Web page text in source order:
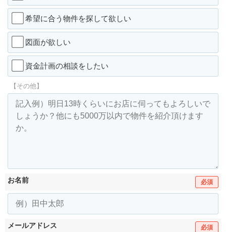
希望に合う物件を探して欲しい
図面が欲しい
資金計画の相談をしたい
【その他】
お名前 必須
メールアドレス 必須